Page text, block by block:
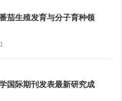
茄生殖发育与分子育种领
国际期刊发表最新研究成